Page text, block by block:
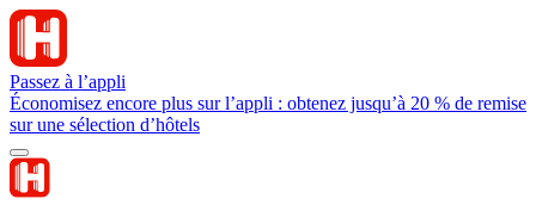
Passez à l’appli
Économisez encore plus sur l’appli : obtenez jusqu’à 20 % de remise
sur une sélection d’hôtels